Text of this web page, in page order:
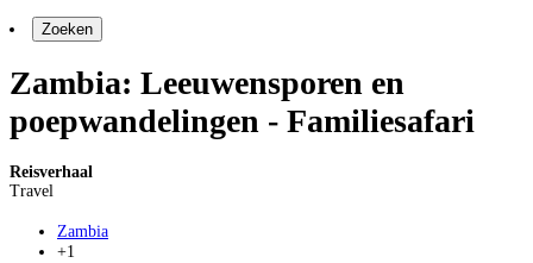
Zoeken
Zambia: Leeuwensporen en
poepwandelingen - Familiesafari
Reisverhaal
Travel
Zambia
+1